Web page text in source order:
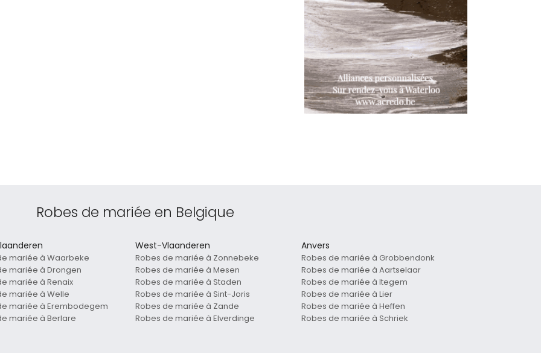
Robes de mariée en Belgique
mariée à Waarbeke
mariée à Drongen
mariée à Renaix
mariée à Welle
mariée à Erembodegem
mariée à Berlare
West-Vlaanderen
Robes de mariée à Zonnebeke
Robes de mariée à Mesen
Robes de mariée à Staden
Robes de mariée à Sint-Joris
Robes de mariée à Zande
Robes de mariée à Elverdinge
Anvers
Robes de mariée à Grobbendonk
Robes de mariée à Aartselaar
Robes de mariée à Itegem
Robes de mariée à Lier
Robes de mariée à Heffen
Robes de mariée à Schriek